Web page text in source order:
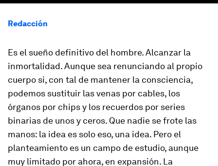
Redacción
Es el sueño definitivo del hombre. Alcanzar la
inmortalidad. Aunque sea renunciando al propio
cuerpo si, con tal de mantener la consciencia,
podemos sustituir las venas por cables, los
órganos por chips y los recuerdos por series
binarias de unos y ceros. Que nadie se frote las
manos: la idea es solo eso, una idea. Pero el
planteamiento es un campo de estudio, aunque
muy limitado por ahora, en expansión. La